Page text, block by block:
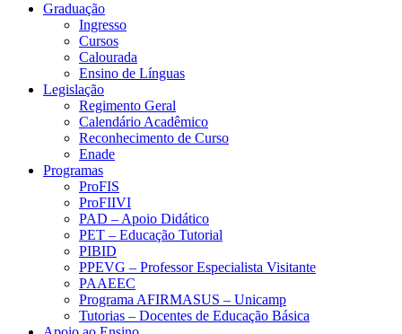
Graduação
Ingresso
Cursos
Calourada
Ensino de Línguas
Legislação
Regimento Geral
Calendário Acadêmico
Reconhecimento de Curso
Enade
Programas
ProFIS
ProFIIVI
PAD – Apoio Didático
PET – Educação Tutorial
PIBID
PPEVG – Professor Especialista Visitante
PAAEEC
Programa AFIRMASUS – Unicamp
Tutorias – Docentes de Educação Básica